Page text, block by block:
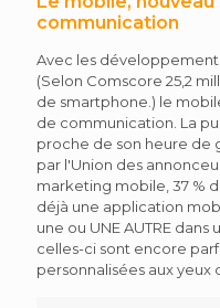
communication
Avec les
(Selon Comscore 25,2
de smartphone.) le
de communication. La
proche de son heure de
par l'Union des
marketing mobile, 37 %
déjà une application
une ou UNE AUTRE
celles-ci sont encore
personnalisées aux yeux